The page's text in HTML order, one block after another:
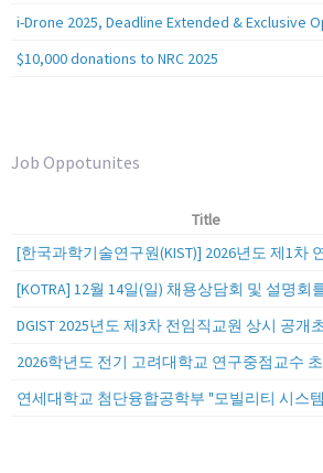
$10,000 donations to NRC 2025
Job Oppotunites
Title
[KOTRA] 12월 14일(일) 채용상담회 및 설명회
DGIST 2025년도 제3차 전임직교원 상시 공개
2026학년도 전기 고려대학교 연구중점교수